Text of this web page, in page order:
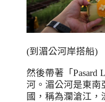
(到湄公河岸搭船)
然後帶著「Pasard
河。湄公河是東南
國，稱為瀾滄江，